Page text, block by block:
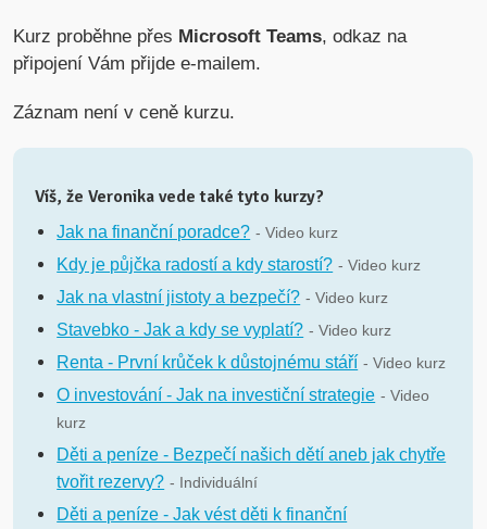
Kurz proběhne přes Microsoft Teams, odkaz na
připojení Vám přijde e-mailem.
Záznam není v ceně kurzu.
Víš, že Veronika vede také tyto kurzy?
Jak na finanční poradce? - Video kurz
Kdy je půjčka radostí a kdy starostí? - Video kurz
Jak na vlastní jistoty a bezpečí? - Video kurz
Stavebko - Jak a kdy se vyplatí? - Video kurz
Renta - První krůček k důstojnému stáří - Video kurz
O investování - Jak na investiční strategie - Video
kurz
Děti a peníze - Bezpečí našich dětí aneb jak chytře
tvořit rezervy? - Individuální
Děti a peníze - Jak vést děti k finanční